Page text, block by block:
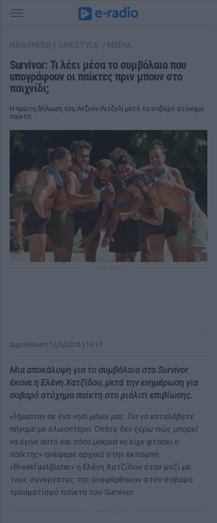
Survivor: Τι λέει μέσα το συμβόλαιο που
υπογράφουν οι παίκτες πριν μπουν στο
παιχνίδι;
Η πρώτη δήλωση του Ατζούν Ιλιτζαλί μετά το σοβαρό ατύχημα
παίκτη
Δημοσίευση 12/5/2026 | 16:37
Μια αποκάλυψη για το συμβόλαιο στο Survivor
έκανε η Ελένη Χατζίδου, μετά την ενημέρωση για
σοβαρό ατύχημα παίκτη στο ριάλιτι επιβίωσης.
«Ήμασταν σε ένα νησί μόνοι μας. Για να καταλάβετε
πήγαμε με ελικόπτερο. Οπότε δεν ξέρω πώς μπορεί
να έγινε αυτό και πόσο μακριά να είχε φτάσει ο
παίκτης» ανέφερε αρχικά στην εκπομπή
«Breakfast@star» η Ελένη Χατζίδου όταν μαζί με
τους συνεργάτες της αναφέρθηκαν στον σοβαρό
τραυματισμό παίκτη του Survivor.